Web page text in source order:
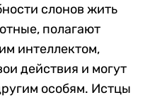
слонов жить
полагают
интеллектом,
действия и могут
особям. Истцы